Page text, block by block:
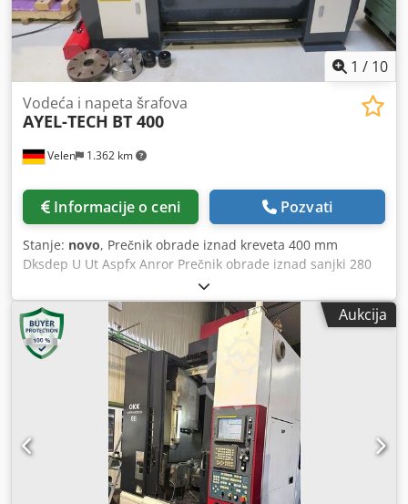
1 / 10
Velen 1.362 km
Vodeća i napeta šrafova
AYEL-TECH BT 400
Informacije o ceni Pozvati
Stanje: novo, Prečnik obrade iznad kreveta 400 mm
Dksdep U Ut Aspfx Anror Prečnik obrade iznad sanjki 280
mm Dužina obrade 1000 mm Broj obrtaja 70 - 2000 o/min
Visina centara 195 mm Provrt vretena 54 mm Konus pinole
konjića MK 3 Priključni napon 400 V Ukupna snaga 2,2 kW
Težina mašine cca 0,85 t Potrebna površina cca 1,95 x 1,0 x
1,75 m Profesionalna industrijska mašina Digitalni prikaz 3
ose Trovilasta stezna glava 200 mm Četvorovilasta stezna
glava 200 mm Planscheibe 280 mm Fiksna luneta Prateća
luneta 4-pozicioni nosač alata Halogena mašinska lampa
Mašinska lampa Nožna kočnica Odvojiva kada za
strugotinu, zaštitni zid za strugotinu Ojačane i brušene
vodilice kreveta Kompletan sistem za hlađenje Zaštita
stezne glave Noge za mašinu Mašinski alat
Aukcija